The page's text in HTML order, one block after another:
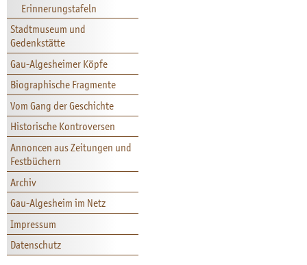
Erinnerungstafeln
Stadtmuseum und
Gedenkstätte
Gau-Algesheimer Köpfe
Biographische Fragmente
Vom Gang der Geschichte
Historische Kontroversen
Annoncen aus Zeitungen und
Festbüchern
Archiv
Gau-Algesheim im Netz
Impressum
Datenschutz